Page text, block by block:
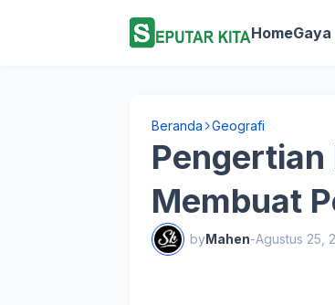
Home
Beranda Geografi
Membuat
byMahen-Agustus 25,